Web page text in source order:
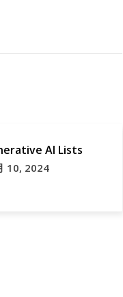
AI Lists
10, 2024